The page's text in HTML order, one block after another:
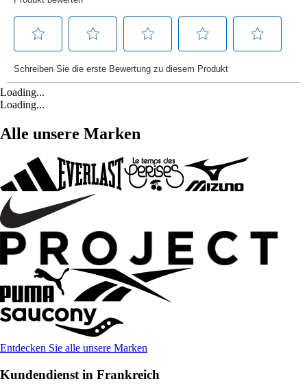
Loading...
Loading...
Alle unsere Marken
Entdecken Sie alle unsere Marken
Kundendienst in Frankreich